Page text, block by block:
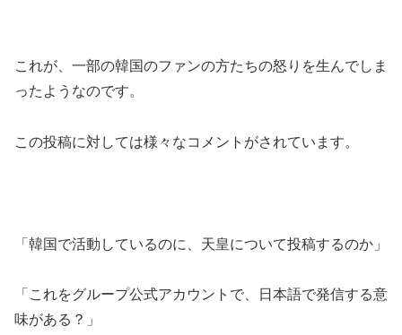
これが、一部の韓国のファンの方たちの怒りを生んでしま
ったようなのです。
この投稿に対しては様々なコメントがされています。
「韓国で活動しているのに、天皇について投稿するのか」
「これをグループ公式アカウントで、日本語で発信する意
味がある？」